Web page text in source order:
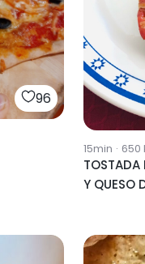
96
15min · 650
TOSTADA
Y QUESO